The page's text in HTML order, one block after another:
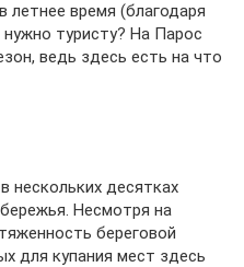
время (благодаря
туристу? На Парос
ведь здесь есть на что
нескольких десятках
Несмотря на
береговой
для купания мест здесь